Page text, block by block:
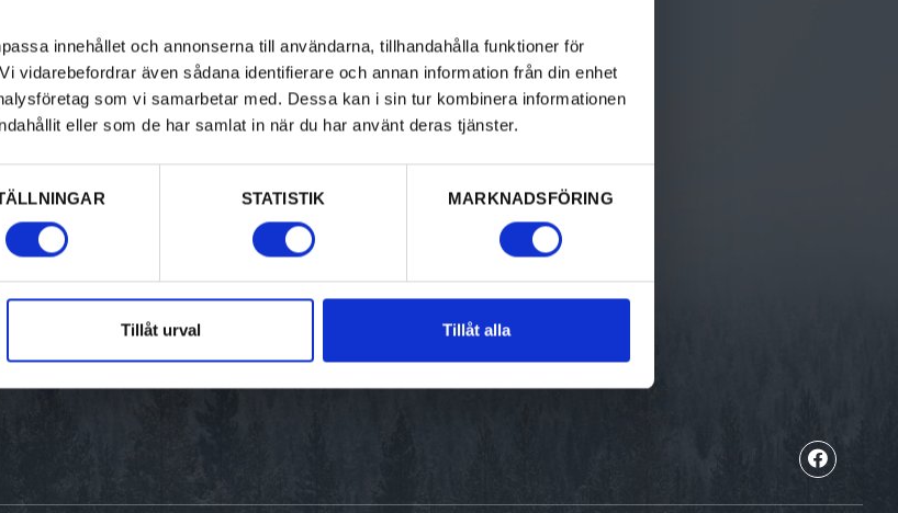
innehållet och annonserna till användarna, tillhandahålla funktioner för
vidarebefordrar även sådana identifierare och annan information från din enhet
som vi samarbetar med. Dessa kan i sin tur kombinera informationen
eller som de har samlat in när du har använt deras tjänster.
STATISTIK MARKNADSFÖRING
Tillåt urval Tillåt alla
historia
shopping
Upptäck Värmland
Resa hit
Destinationer i Värmland
Destination Värmland
Bed & breakfast
Camping
Hotell & pensionat
Unika boenden
Gästhamnar